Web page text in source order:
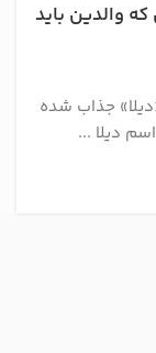
والدین باید
جذاب شده
دیلا ...